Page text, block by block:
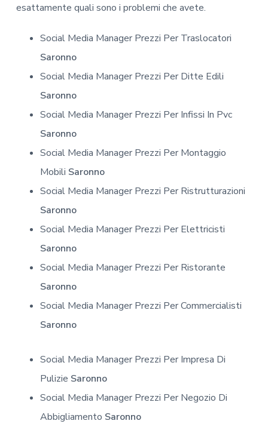
esattamente quali sono i problemi che avete.
Social Media Manager Prezzi Per Traslocatori
Saronno
Social Media Manager Prezzi Per Ditte Edili
Saronno
Social Media Manager Prezzi Per Infissi In Pvc
Saronno
Social Media Manager Prezzi Per Montaggio
Mobili Saronno
Social Media Manager Prezzi Per Ristrutturazioni
Saronno
Social Media Manager Prezzi Per Elettricisti
Saronno
Social Media Manager Prezzi Per Ristorante
Saronno
Social Media Manager Prezzi Per Commercialisti
Saronno
Social Media Manager Prezzi Per Impresa Di
Pulizie Saronno
Social Media Manager Prezzi Per Negozio Di
Abbigliamento Saronno